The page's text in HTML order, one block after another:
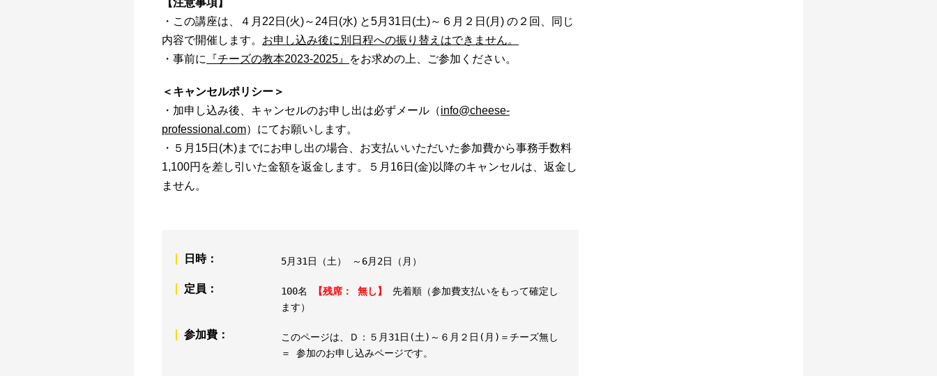
【注意事項】
・この講座は、４月22日(火)～24日(水) と5月31日(土)～６月２日(月) の２回、同じ
内容で開催します。 お申し込み後に別日程への振り替えはできません。
・事前に
『チーズの教本2023-2025』 をお求めの上、ご参加ください。
＜キャンセルポリシー＞
・加申し込み後、キャンセルのお申し出は必ずメール（info@cheese-
professional.com）にてお願いします。
・５月15日(木)までにお申し出の場合、お支払いいただいた参加費から事務手数料
1,100円を差し引いた金額を返金します。５月16日(金)以降のキャンセルは、返金し
ません。
日時： 5月31日（土） ～6月2日（月）
定員： 100名 【残席： 無し】
先着順（参加費支払いをもって確定し
ます）
参加費：
このページは、Ｄ：５月31日(土)～６月２日(月)＝チーズ無し
＝ 参加のお申し込みページです。